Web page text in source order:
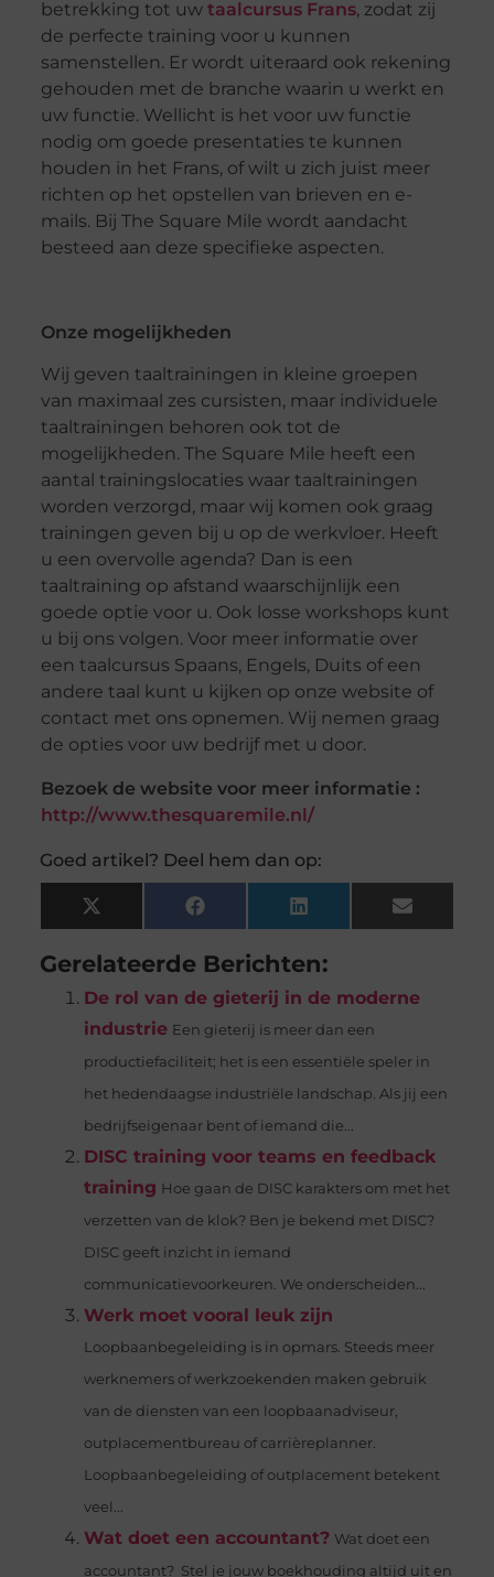
betrekking tot uw taalcursus Frans, zodat zij
de perfecte training voor u kunnen
samenstellen. Er wordt uiteraard ook rekening
gehouden met de branche waarin u werkt en
uw functie. Wellicht is het voor uw functie
nodig om goede presentaties te kunnen
houden in het Frans, of wilt u zich juist meer
richten op het opstellen van brieven en e-
mails. Bij The Square Mile wordt aandacht
besteed aan deze specifieke aspecten.
Onze mogelijkheden
Wij geven taaltrainingen in kleine groepen
van maximaal zes cursisten, maar individuele
taaltrainingen behoren ook tot de
mogelijkheden. The Square Mile heeft een
aantal trainingslocaties waar taaltrainingen
worden verzorgd, maar wij komen ook graag
trainingen geven bij u op de werkvloer. Heeft
u een overvolle agenda? Dan is een
taaltraining op afstand waarschijnlijk een
goede optie voor u. Ook losse workshops kunt
u bij ons volgen. Voor meer informatie over
een taalcursus Spaans, Engels, Duits of een
andere taal kunt u kijken op onze website of
contact met ons opnemen. Wij nemen graag
de opties voor uw bedrijf met u door.
Bezoek de website voor meer informatie :
http://www.thesquaremile.nl/
Goed artikel? Deel hem dan op:
X
(Twitter)
Facebook LinkedIn Email
Gerelateerde Berichten:
De rol van de gieterij in de moderne
industrie Een gieterij is meer dan een
productiefaciliteit; het is een essentiële speler in
het hedendaagse industriële landschap. Als jij een
bedrijfseigenaar bent of iemand die...
DISC training voor teams en feedback
training Hoe gaan de DISC karakters om met het
verzetten van de klok? Ben je bekend met DISC?
DISC geeft inzicht in iemand
communicatievoorkeuren. We onderscheiden...
Werk moet vooral leuk zijn
Loopbaanbegeleiding is in opmars. Steeds meer
werknemers of werkzoekenden maken gebruik
van de diensten van een loopbaanadviseur,
outplacementbureau of carrièreplanner.
Loopbaanbegeleiding of outplacement betekent
veel...
Wat doet een accountant? Wat doet een
accountant? Stel je jouw boekhouding altijd uit en